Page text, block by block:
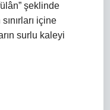
şeklinde
içine
surlu kaleyi